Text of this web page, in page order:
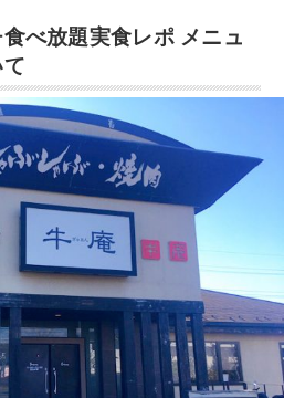
べ放題実食レポ メニュ